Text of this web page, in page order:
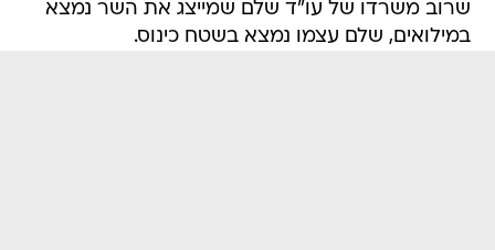
שרוב משרדו של עו"ד שלם שמייצג את השר נמצא
במילואים, שלם עצמו נמצא בשטח כינוס.